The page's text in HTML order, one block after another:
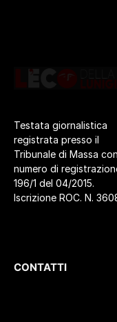
Testata giornalistica
registrata presso il
Tribunale di Massa
numero di
196/1 del 04/2015.
Iscrizione ROC. N.
CONTATTI